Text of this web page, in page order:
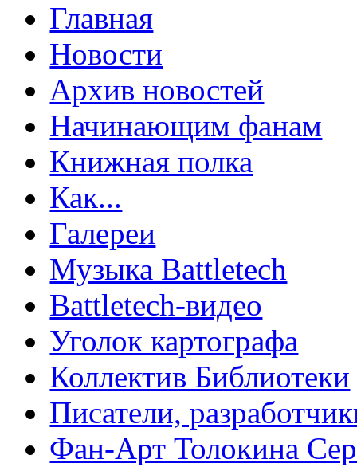
Главная
Новости
Архив новостей
Начинающим фанам
Книжная полка
Как...
Галереи
Музыка Battletech
Battletech-видео
Уголок картографа
Коллектив Библиотеки
Писатели,
Фан-Арт Толокина